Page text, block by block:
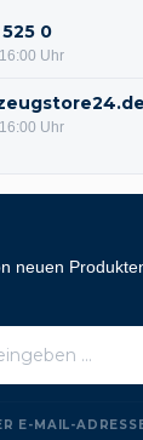
0
Uhr
Uhr
neuen
E-MAIL-